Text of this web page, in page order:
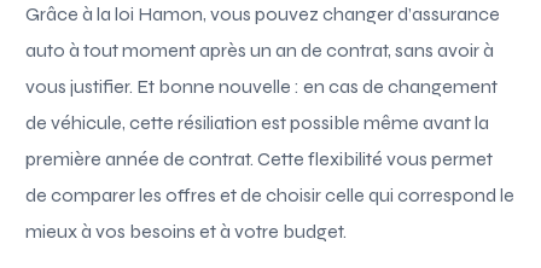
Grâce à la loi Hamon, vous pouvez changer d’assurance
auto à tout moment après un an de contrat, sans avoir à
vous justifier. Et bonne nouvelle : en cas de changement
de véhicule, cette résiliation est possible même avant la
première année de contrat. Cette flexibilité vous permet
de comparer les offres et de choisir celle qui correspond le
mieux à vos besoins et à votre budget.